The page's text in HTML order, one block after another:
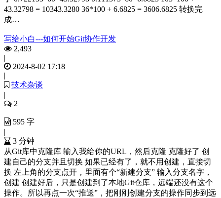
43.32798 = 10343.3280 36*100 + 6.6825 = 3606.6825 转换完
成…
写给小白---如何开始Git协作开发
2,493
|
2024-8-02 17:18
|
技术杂谈
|
2
595 字
|
3 分钟
从Git库中克隆库 输入我给你的URL，然后克隆 克隆好了 创
建自己的分支并且切换 如果已经有了，就不用创建，直接切
换 左上角的分支点开，里面有个“新建分支” 输入分支名字，
创建 创建好后，只是创建到了本地Git仓库，远端还没有这个
操作。所以再点一次“推送”，把刚刚创建分支的操作同步到远